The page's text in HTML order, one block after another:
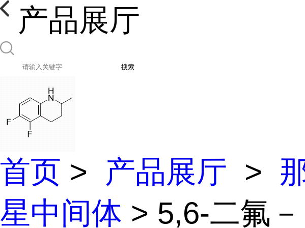
产品展厅
搜索
首页 > 产品展厅 >
星中间体 > 5,6-二氟－